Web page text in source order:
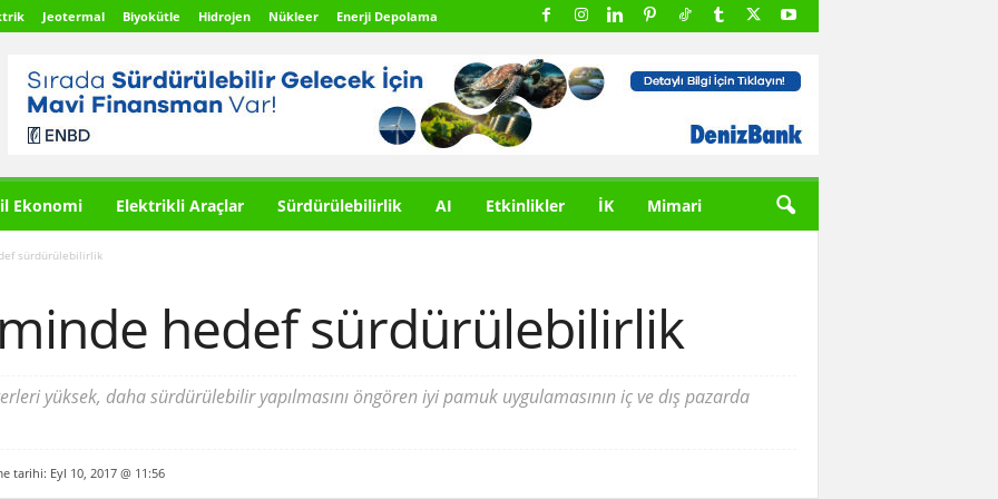
Jeotermal Biyokütle Hidrojen Nükleer Enerji Depolama
Ekonomi Elektrikli Araçlar Sürdürülebilirlik AI Etkinlikler İK Mimari
sürdürülebilirlik
hedef sürdürülebilirlik
yüksek, daha sürdürülebilir yapılmasını öngören iyi pamuk uygulamasının iç ve dış pazarda
tarihi: Eyl 10, 2017 @ 11:56